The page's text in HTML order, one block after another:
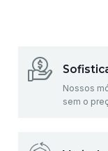
Nossos
sem o